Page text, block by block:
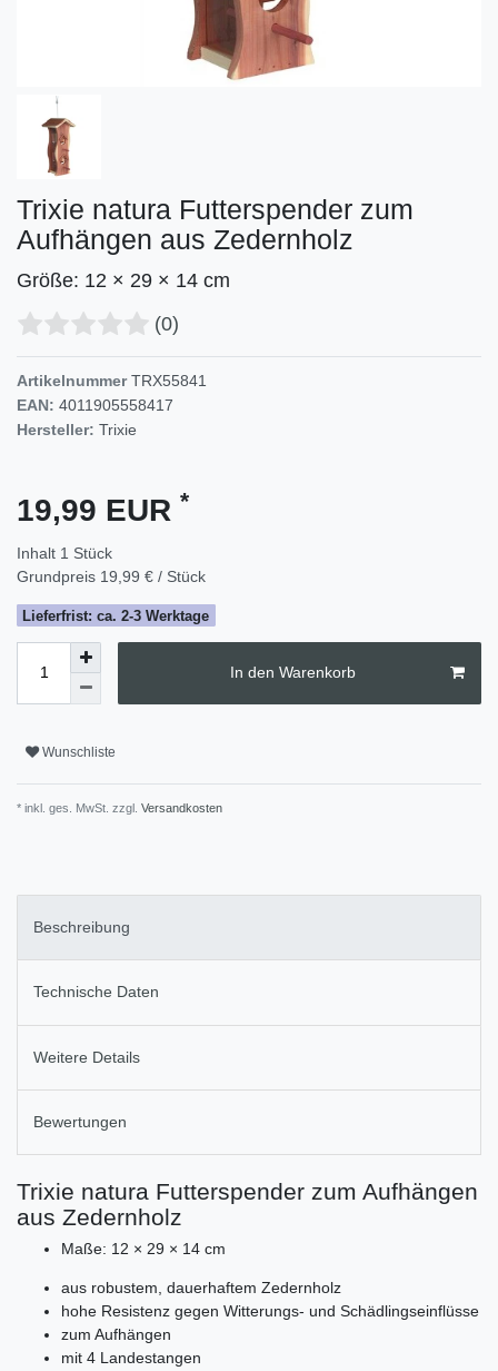
Trixie natura Futterspender zum
Aufhängen aus Zedernholz
Größe: 12 × 29 × 14 cm
(0)
ArtikelnummerTRX55841
EAN: 4011905558417
Hersteller: Trixie
19,99 EUR *
Inhalt 1 Stück
Grundpreis 19,99 € / Stück
Lieferfrist: ca. 2-3 Werktage
In den Warenkorb
Wunschliste
* inkl. ges. MwSt. zzgl. Versandkosten
Beschreibung
Technische Daten
Weitere Details
Bewertungen
Trixie natura Futterspender zum Aufhängen
aus Zedernholz
Maße: 12 × 29 × 14 cm
aus robustem, dauerhaftem Zedernholz
hohe Resistenz gegen Witterungs- und Schädlingseinflüsse
zum Aufhängen
mit 4 Landestangen